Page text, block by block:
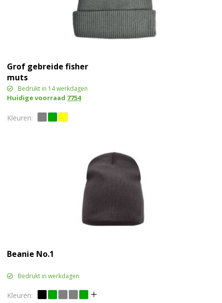
Grof gebreide fisher
muts
Bedrukt in 14 werkdagen
Huidige voorraad 7754
Beanie No.1
Bedrukt in werkdagen